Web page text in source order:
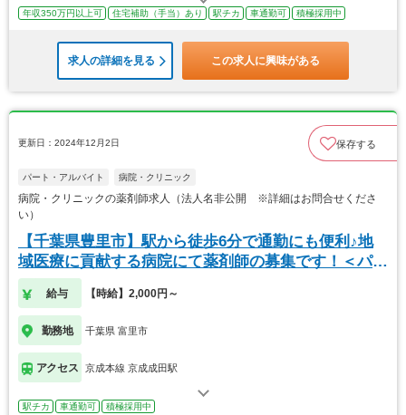
年収350万円以上可 住宅補助（手当）あり 駅チカ 車通勤可 積極採用中
求人の詳細を見る この求人に興味がある
更新日：2024年12月2日 保存する
パート・アルバイト 病院・クリニック
病院・クリニックの薬剤師求人（法人名非公開 ※詳細はお問合せくださ
い）
【千葉県豊里市】駅から徒歩6分で通勤にも便利♪地
域医療に貢献する病院にて薬剤師の募集です！＜パー
ト
給与 【時給】2,000円～
勤務地 千葉県 富里市
アクセス 京成本線 京成成田駅
駅チカ 車通勤可 積極採用中